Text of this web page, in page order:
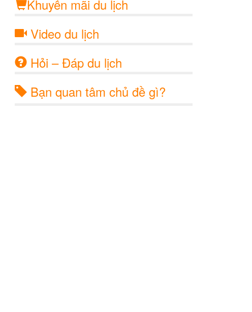
Khuyến mãi du lịch
Video du lịch
Hỏi – Đáp du lịch
Bạn quan tâm chủ đề gì?